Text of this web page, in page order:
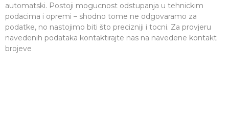
automatski. Postoji mogucnost odstupanja u tehnickim
podacima i opremi – shodno tome ne odgovaramo za
podatke, no nastojimo biti što precizniji i tocni. Za provjeru
navedenih podataka kontaktirajte nas na navedene kontakt
brojeve